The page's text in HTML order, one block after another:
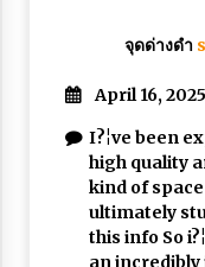
จุดด่างดำ
April 16,
I?¦ve been
high quality
kind of
ultimately
this info So
an